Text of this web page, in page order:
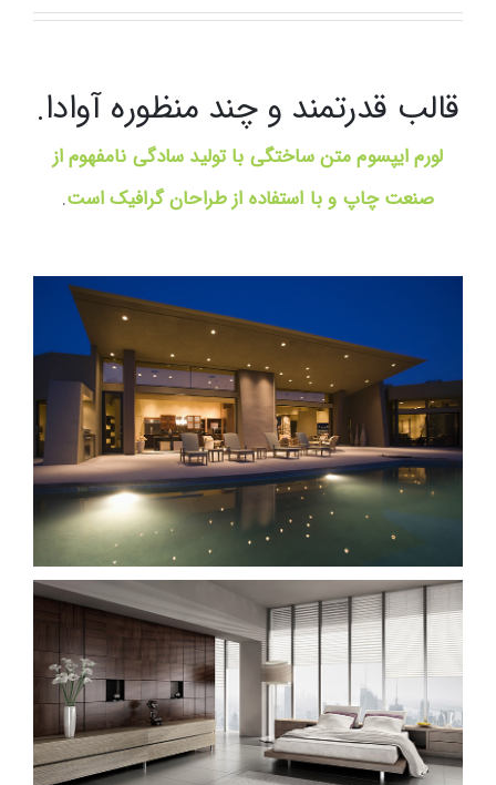
قالب قدرتمند و چند منظوره آوادا.
لورم ایپسوم متن ساختگی با تولید سادگی نامفهوم از
صنعت چاپ و با استفاده از طراحان گرافیک است.
Sunrise Avenue